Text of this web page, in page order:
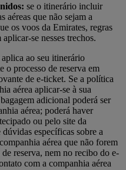
se o itinerário incluir
aéreas que não sejam a
os voos da Emirates, regras
se nesses trechos.
ao seu itinerário
o processo de reserva em
de e-ticket. Se a política
aérea aplicar-se à sua
adicional poderá ser
aérea; poderá haver
ou pelo site da
específicas sobre a
aérea que não forem
reserva, nem no recibo do e-
com a companhia aérea